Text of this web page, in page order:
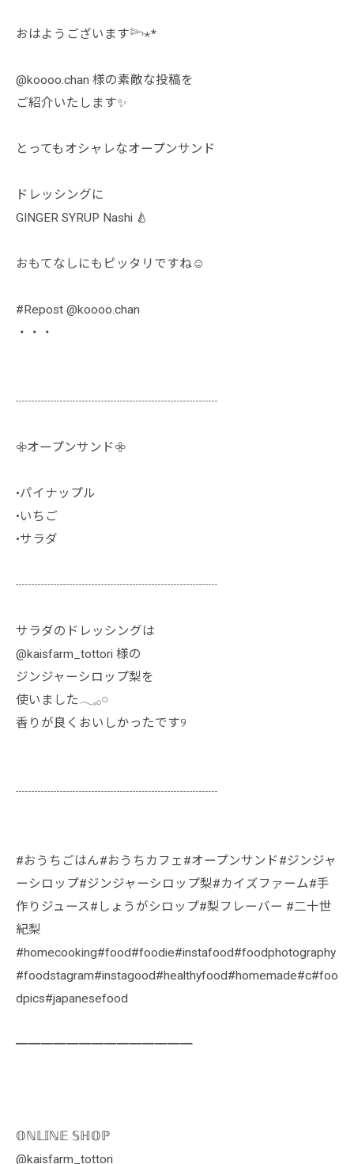
おはようございます𓆸⋆*
@koooo.chan 様の素敵な投稿を
ご紹介いたします‪✨
とってもオシャレなオープンサンド
ドレッシングに
GINGER SYRUP Nashi 🍐
おもてなしにもピッタリですね☺️
#Repost @koooo.chan
・・・
┈┈┈┈┈┈┈┈┈┈┈┈┈┈┈┈
𖧷オープンサンド𖧷
•パイナップル
•いちご
•サラダ
┈┈┈┈┈┈┈┈┈┈┈┈┈┈┈┈
サラダのドレッシングは
@kaisfarm_tottori 様の
ジンジャーシロップ梨を
使いました𓂃𓈒𓂂𓏸
香りが良くおいしかったです‎୨
┈┈┈┈┈┈┈┈┈┈┈┈┈┈┈┈
#おうちごはん#おうちカフェ#オープンサンド#ジンジャ
ーシロップ#ジンジャーシロップ梨#カイズファーム#手
作りジュース#しょうがシロップ#梨フレーバー #二十世
紀梨
#homecooking#food#foodie#instafood#foodphotography
#foodstagram#instagood#healthyfood#homemade#c#foo
dpics#japanesefood
━━━━━━━━━━━━━━
𝕆ℕ𝕃𝕀ℕ𝔼 𝕊ℍ𝕆ℙ
@kaisfarm_tottori